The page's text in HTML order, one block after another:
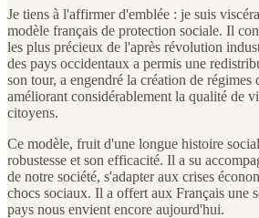
Je tiens à l'affirmer d'emblée : je suis
modèle français de protection sociale. Il
les plus précieux de l'après révolution
des pays occidentaux a permis une
son tour, a engendré la création de régimes
améliorant considérablement la qualité de
citoyens.
Ce modèle, fruit d'une longue histoire
robustesse et son efficacité. Il a su
de notre société, s'adapter aux crises
chocs sociaux. Il a offert aux Français une
pays nous envient encore aujourd'hui.